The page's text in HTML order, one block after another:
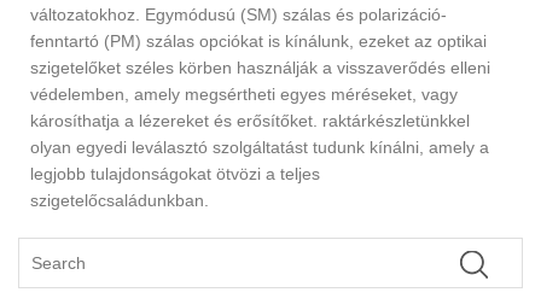
változatokhoz. Egymódusú (SM) szálas és polarizáció-
fenntartó (PM) szálas opciókat is kínálunk, ezeket az optikai
szigetelőket széles körben használják a visszaverődés elleni
védelemben, amely megsértheti egyes méréseket, vagy
károsíthatja a lézereket és erősítőket. raktárkészletünkkel
olyan egyedi leválasztó szolgáltatást tudunk kínálni, amely a
legjobb tulajdonságokat ötvözi a teljes
szigetelőcsaládunkban.